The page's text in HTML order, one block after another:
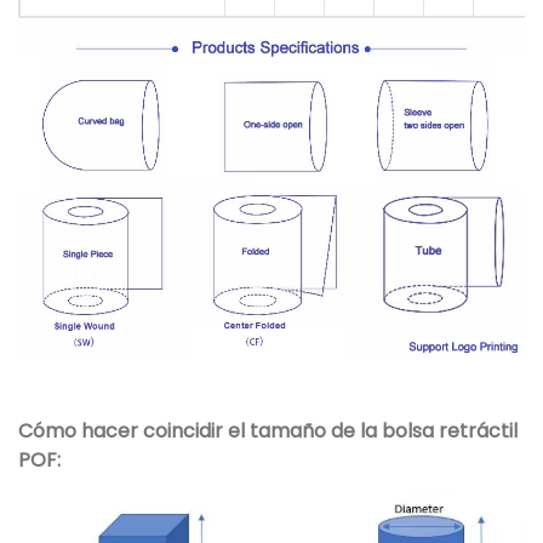
Cómo hacer coincidir el tamaño de la bolsa retráctil
POF: